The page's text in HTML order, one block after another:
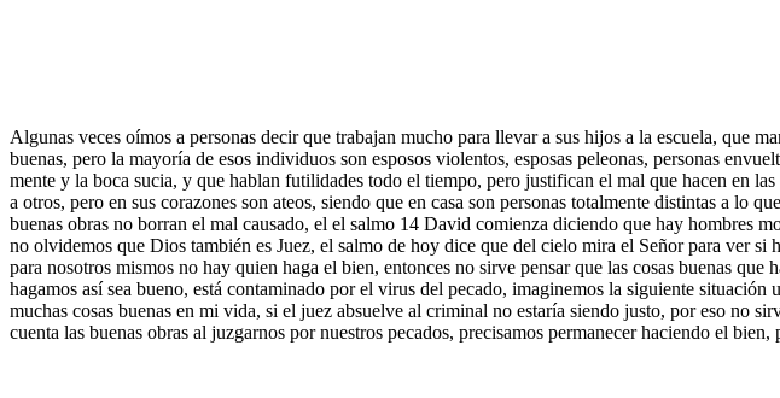
Algunas veces oímos a personas decir que trabajan mucho para llevar a sus hijos a la escuela, que
buenas, pero la mayoría de esos individuos son esposos violentos, esposas peleonas, personas
mente y la boca sucia, y que hablan futilidades todo el tiempo, pero justifican el mal que hacen en
a otros, pero en sus corazones son ateos, siendo que en casa son personas totalmente distintas a lo
buenas obras no borran el mal causado, el el salmo 14 David comienza diciendo que hay hombres
no olvidemos que Dios también es Juez, el salmo de hoy dice que del cielo mira el Señor para ver
para nosotros mismos no hay quien haga el bien, entonces no sirve pensar que las cosas buenas
hagamos así sea bueno, está contaminado por el virus del pecado, imaginemos la siguiente
muchas cosas buenas en mi vida, si el juez absuelve al criminal no estaría siendo justo, por eso no
cuenta las buenas obras al juzgarnos por nuestros pecados, precisamos permanecer haciendo el bien,